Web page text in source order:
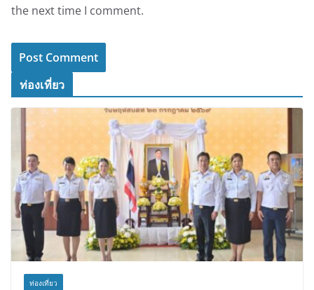
the next time I comment.
ท่องเที่ยว
ท่องเที่ยว